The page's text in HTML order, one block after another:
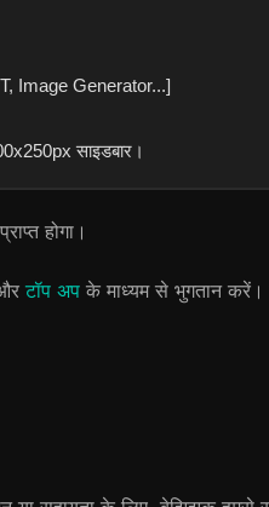
Image Generator...]
साइडबार।
होगा।
टॉप अप के माध्यम से भुगतान